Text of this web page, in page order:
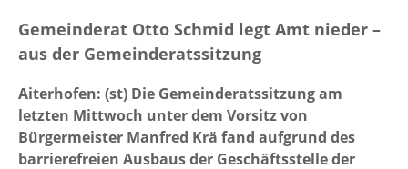
Gemeinderat Otto Schmid legt Amt nieder –
aus der Gemeinderatssitzung
Aiterhofen: (st) Die Gemeinderatssitzung am
letzten Mittwoch unter dem Vorsitz von
Bürgermeister Manfred Krä fand aufgrund des
barrierefreien Ausbaus der Geschäftsstelle der